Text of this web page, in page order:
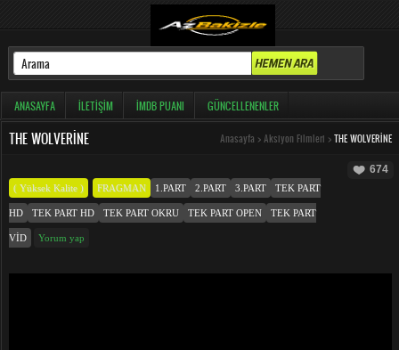
ANASAYFA İLETIŞIM İMDB PUANI GÜNCELLENENLER
THE WOLVERINE Anasayfa > Aksiyon Filmleri > THE WOLVERINE
674
( Yüksek Kalite ) FRAGMAN 1.PART 2.PART 3.PART TEK PART
HD TEK PART HD TEK PART OKRU TEK PART OPEN TEK PART
VID Yorum yap